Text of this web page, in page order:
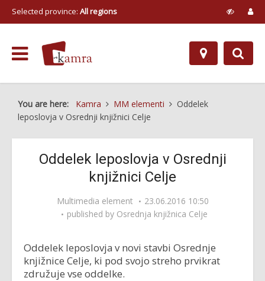
Selected province: All regions
You are here: Kamra MM elementi
Oddelek
leposlovja v Osrednji knjižnici Celje
Oddelek leposlovja v Osrednji
knjižnici Celje
Multimedia element
23.06.2016 10:50
published by Osrednja knjižnica Celje
Oddelek leposlovja v novi stavbi Osrednje
knjižnice Celje, ki pod svojo streho prvikrat
združuje vse oddelke.